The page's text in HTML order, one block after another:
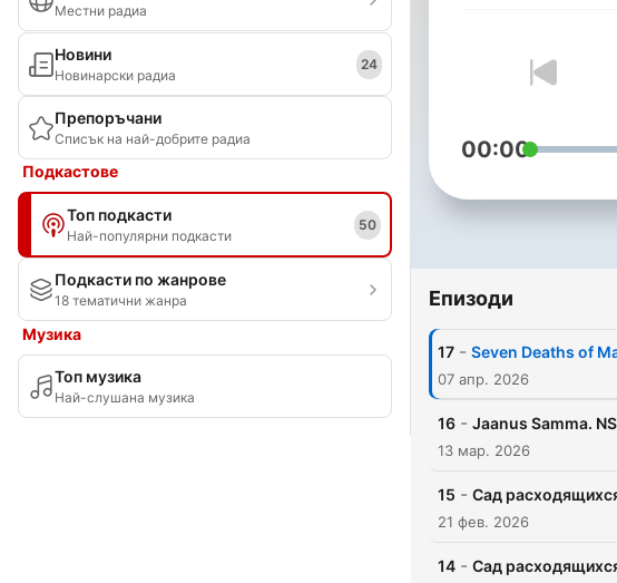
Местни радиа
Новини
Новинарски радиа
24
Препоръчани
Списък на най-добрите радиа
Подкастове
Топ подкасти
Най-популярни подкасти
50
Подкасти по жанрове
18 тематични жанра
Музика
Топ музика
Най-слушана музика
00:00
Епизоди
17 - Seven Deaths of
07 апр. 2026
16 - Jaanus Samma.
13 мар. 2026
15 - Сад
21 фев. 2026
14 - Сад